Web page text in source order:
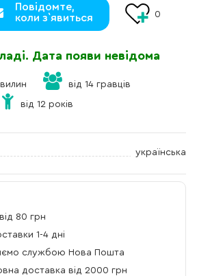
Повідомте,
коли з`явиться
0
Дата появи невідома
від 14 гравців
від 12 років
українська
80 грн
1-4 дні
службою Нова Пошта
доставка від 2000 грн